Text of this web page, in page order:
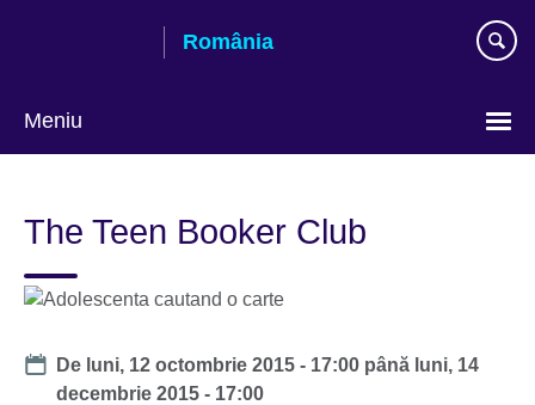
România
Meniu
The Teen Booker Club
Date
De luni, 12 octombrie 2015 - 17:00 până luni, 14
decembrie 2015 - 17:00